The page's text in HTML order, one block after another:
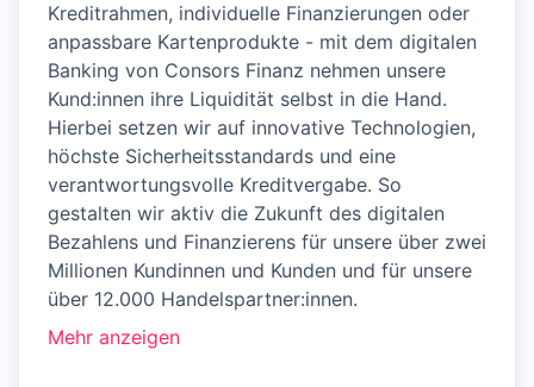
Kreditrahmen, individuelle Finanzierungen oder
anpassbare Kartenprodukte - mit dem digitalen
Banking von Consors Finanz nehmen unsere
Kund:innen ihre Liquidität selbst in die Hand.
Hierbei setzen wir auf innovative Technologien,
höchste Sicherheitsstandards und eine
verantwortungsvolle Kreditvergabe. So
gestalten wir aktiv die Zukunft des digitalen
Bezahlens und Finanzierens für unsere über zwei
Millionen Kundinnen und Kunden und für unsere
über 12.000 Handelspartner:innen.
Mehr anzeigen